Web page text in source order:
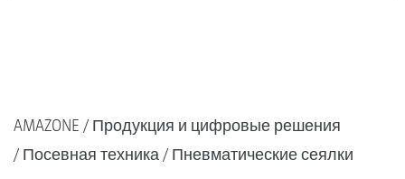
AMAZONE
Продукция и цифровые решения
Посевная техника
Пневматические сеялки